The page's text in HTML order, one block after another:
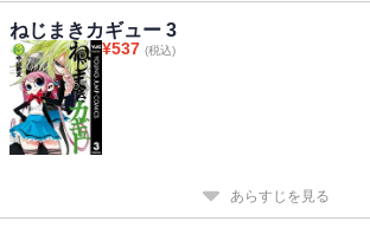
ねじまきカギュー 3
¥537 (税込)
あらすじを見る